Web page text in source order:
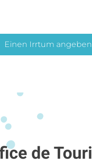
Einen Irrtum angeben